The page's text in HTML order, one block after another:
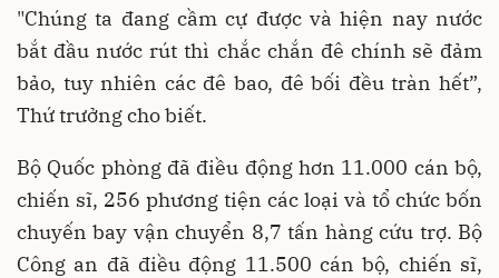
"Chúng ta đang cầm cự được và hiện nay nước
bắt đầu nước rút thì chắc chắn đê chính sẽ đảm
bảo, tuy nhiên các đê bao, đê bối đều tràn hết”,
Thứ trưởng cho biết.
Bộ Quốc phòng đã điều động hơn 11.000 cán bộ,
chiến sĩ, 256 phương tiện các loại và tổ chức bốn
chuyến bay vận chuyển 8,7 tấn hàng cứu trợ. Bộ
Công an đã điều động 11.500 cán bộ, chiến sĩ,